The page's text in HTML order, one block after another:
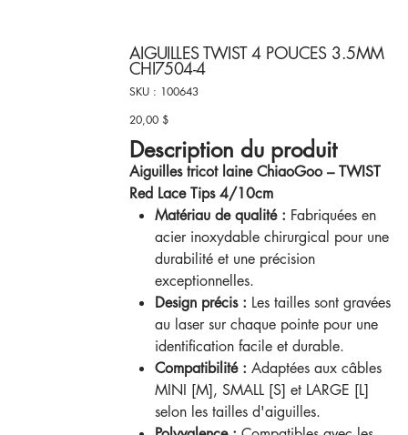
AIGUILLES TWIST 4 POUCES 3.5MM
CHI7504-4
SKU :
SKU
100643
100643
Prix
20,00 $
Description du produit
Aiguilles tricot laine ChiaoGoo – TWIST
Red Lace Tips 4/10cm
Matériau de qualité : Fabriquées en
acier inoxydable chirurgical pour une
durabilité et une précision
exceptionnelles.
Design précis : Les tailles sont gravées
au laser sur chaque pointe pour une
identification facile et durable.
Compatibilité : Adaptées aux câbles
MINI [M], SMALL [S] et LARGE [L]
selon les tailles d'aiguilles.